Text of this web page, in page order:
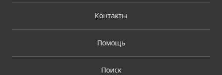
Контакты
Помощь
Поиск